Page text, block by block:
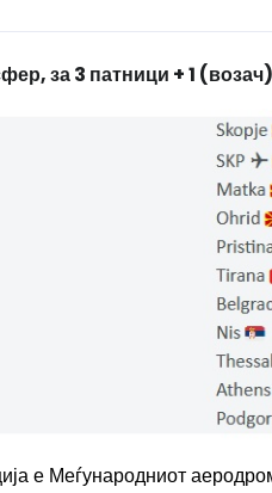
за 3 патници + 1
е Меѓународниот